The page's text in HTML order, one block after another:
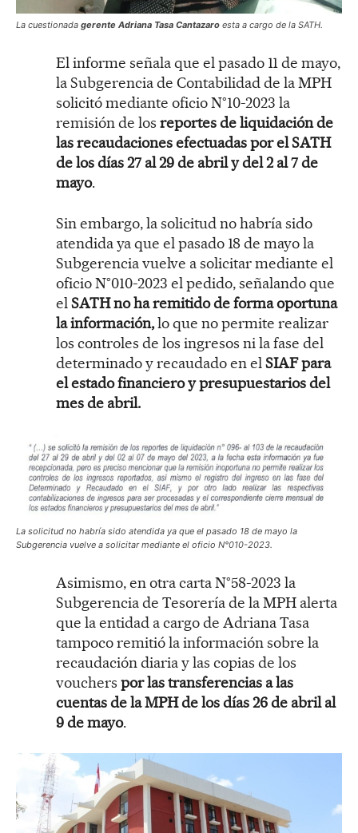
La cuestionada gerente Adriana Tasa Cantazaro esta a cargo de la SATH.
El informe señala que el pasado 11 de mayo,
la Subgerencia de Contabilidad de la MPH
solicitó mediante oficio N°10-2023 la
remisión de los reportes de liquidación de
las recaudaciones efectuadas por el SATH
de los días 27 al 29 de abril y del 2 al 7 de
mayo.
Sin embargo, la solicitud no habría sido
atendida ya que el pasado 18 de mayo la
Subgerencia vuelve a solicitar mediante el
oficio N°010-2023 el pedido, señalando que
el SATH no ha remitido de forma oportuna
la información,lo que no permite realizar
los controles de los ingresos ni la fase del
determinado y recaudado en el SIAF para
el estado financiero y presupuestarios del
mes de abril.
La solicitud no habría sido atendida ya que el pasado 18 de mayo la
Subgerencia vuelve a solicitar mediante el oficio N°010-2023.
Asimismo, en otra carta N°58-2023 la
Subgerencia de Tesorería de la MPH alerta
que la entidad a cargo de Adriana Tasa
tampoco remitió la información sobre la
recaudación diaria y las copias de los
vouchers por las transferencias a las
cuentas de la MPH de los días 26 de abril al
9 de mayo.